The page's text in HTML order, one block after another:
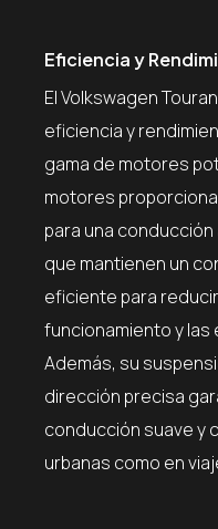
Eficiencia y
El Volkswagen
eficiencia y
gama de motores
motores
para una
que mantienen un
eficiente para
funcionamiento y las
Además, su
dirección precisa
conducción suave y
urbanas como en